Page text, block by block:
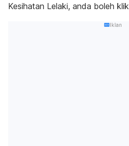
Kesihatan Lelaki, anda boleh klik
Iklan